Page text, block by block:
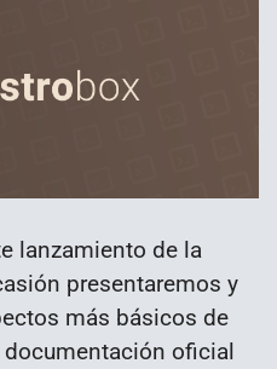
lanzamiento de la
presentaremos y
más básicos de
documentación oficial